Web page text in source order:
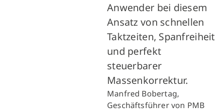
Anwender bei diesem
Ansatz von schnellen
Taktzeiten, Spanfreiheit
und perfekt
steuerbarer
Massenkorrektur.
Manfred Bobertag,
Geschäftsführer von PMB